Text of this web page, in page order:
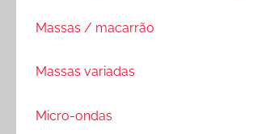
Massas / macarrão
Massas variadas
Micro-ondas